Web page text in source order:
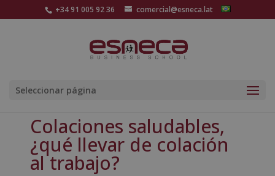
+34 91 005 92 36 comercial@esneca.lat
Seleccionar página
Colaciones saludables,
¿qué llevar de colación
al trabajo?